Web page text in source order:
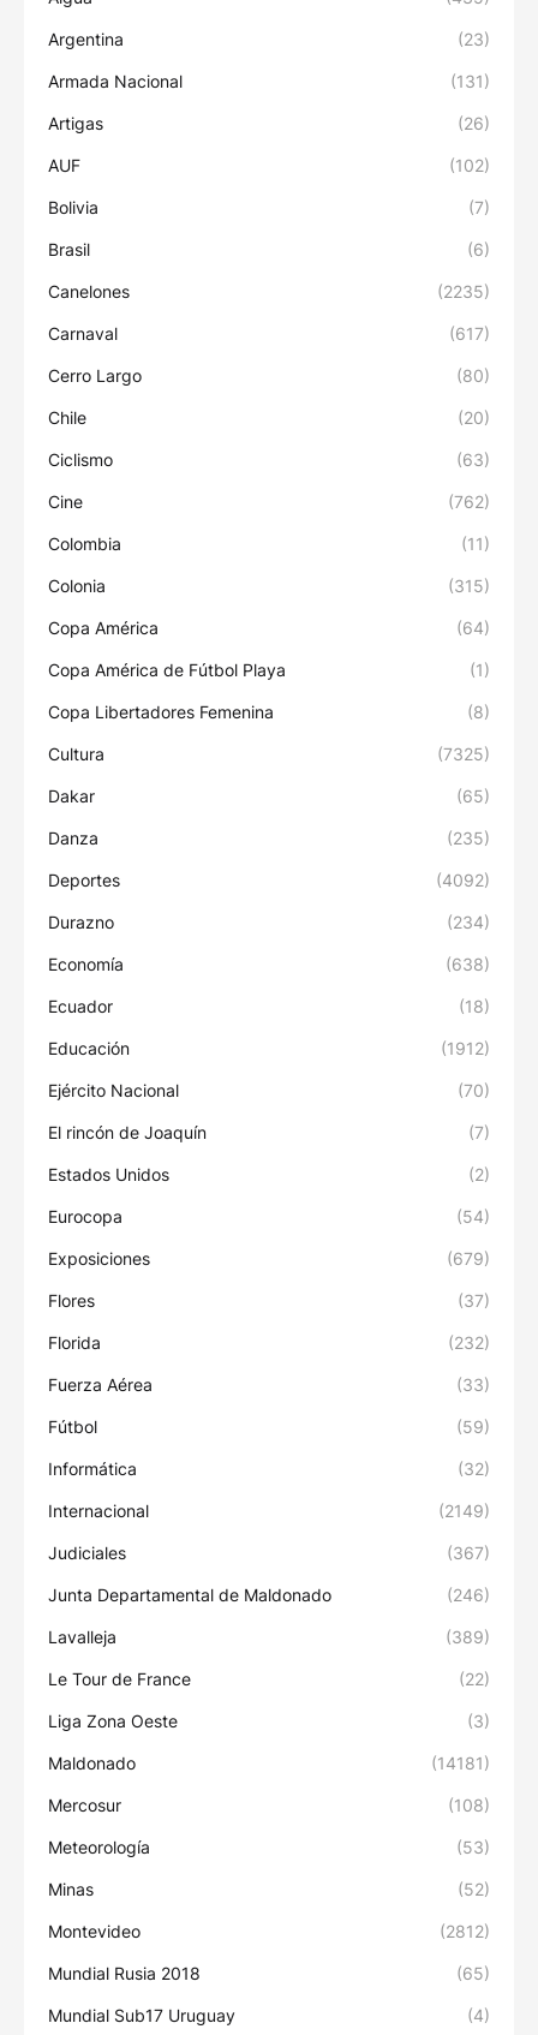
Argentina (23)
Armada Nacional (131)
Artigas (26)
AUF (102)
Bolivia (7)
Brasil (6)
Canelones (2235)
Carnaval (617)
Cerro Largo (80)
Chile (20)
Ciclismo (63)
Cine (762)
Colombia (11)
Colonia (315)
Copa América (64)
Copa América de Fútbol Playa (1)
Copa Libertadores Femenina (8)
Cultura (7325)
Dakar (65)
Danza (235)
Deportes (4092)
Durazno (234)
Economía (638)
Ecuador (18)
Educación (1912)
Ejército Nacional (70)
El rincón de Joaquín (7)
Estados Unidos (2)
Eurocopa (54)
Exposiciones (679)
Flores (37)
Florida (232)
Fuerza Aérea (33)
Fútbol (59)
Informática (32)
Internacional (2149)
Judiciales (367)
Junta Departamental de Maldonado (246)
Lavalleja (389)
Le Tour de France (22)
Liga Zona Oeste (3)
Maldonado (14181)
Mercosur (108)
Meteorología (53)
Minas (52)
Montevideo (2812)
Mundial Rusia 2018 (65)
Mundial Sub17 Uruguay (4)